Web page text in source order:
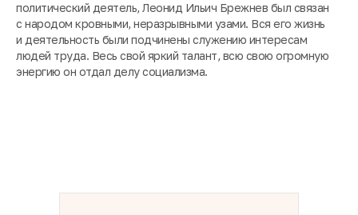
политический деятель, Леонид Ильич Брежнев был связан
с народом кровными, неразрывными узами. Вся его жизнь
и деятельность были подчинены служению интересам
людей труда. Весь свой яркий талант, всю свою огромную
энергию он отдал делу социализма.